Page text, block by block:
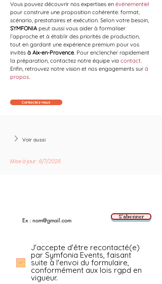
Vous pouvez découvrir nos expertises en événementiel
pour construire une proposition cohérente: format,
scénario, prestataires et exécution. Selon votre besoin,
SYMFONIA peut aussi vous aider à formaliser
l’approche et à établir des priorités de production,
tout en gardant une expérience premium pour vos
invités à Aix-en-Provence. Pour enclencher rapidement
la préparation, contactez notre équipe via contact.
Enfin, retrouvez notre vision et nos engagements sur à
propos.
Contactez-nous
Voir aussi
Mise à jour : 6/7/2026
S'abonner
J'accepte d'être recontacté(e)
par Symfonia Events, faisant
suite à l'envoi du formulaire,
conformément aux lois rgpd en
vigueur.